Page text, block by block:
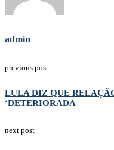
admin
previous post
LULA DIZ QUE
‘DETERIORADA
next post